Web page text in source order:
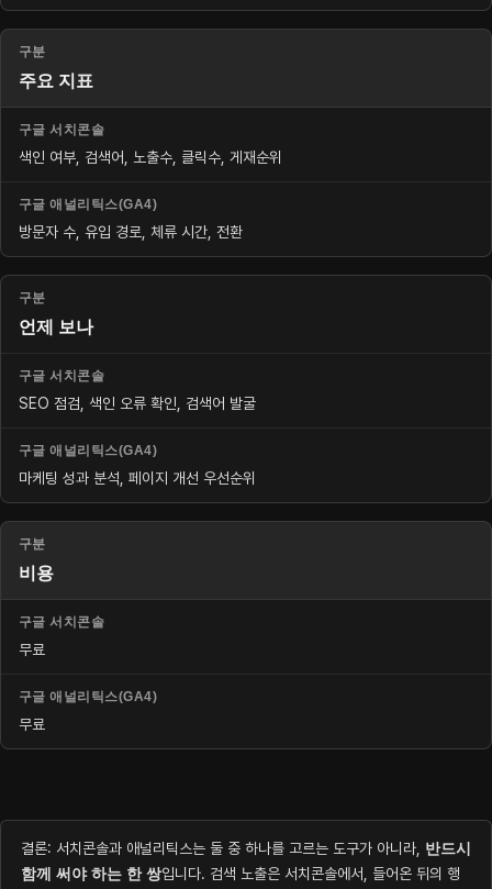
주요 지표
색인 여부, 검색어, 노출수, 클릭수, 게재순위
방문자 수, 유입 경로, 체류 시간, 전환
언제 보나
SEO 점검, 색인 오류 확인, 검색어 발굴
마케팅 성과 분석, 페이지 개선 우선순위
비용
무료
무료
결론: 서치콘솔과 애널리틱스는 둘 중 하나를 고르는 도구가 아니라, 반드시
함께 써야 하는 한 쌍입니다. 검색 노출은 서치콘솔에서, 들어온 뒤의 행